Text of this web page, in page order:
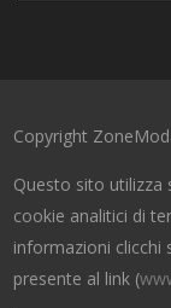
Copyright
Questo sito utilizza
cookie analitici di
informazioni clicchi
presente al link (